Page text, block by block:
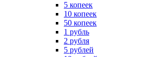
5 копеек
10 копеек
50 копеек
1 рубль
2 рубля
5 рублей